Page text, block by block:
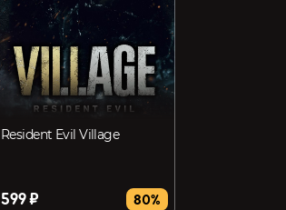
Resident Evil Village
599 ₽ 80%